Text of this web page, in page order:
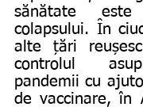
sănătate
colapsului. În
alte țări
controlul
pandemii cu
de vaccinare, în